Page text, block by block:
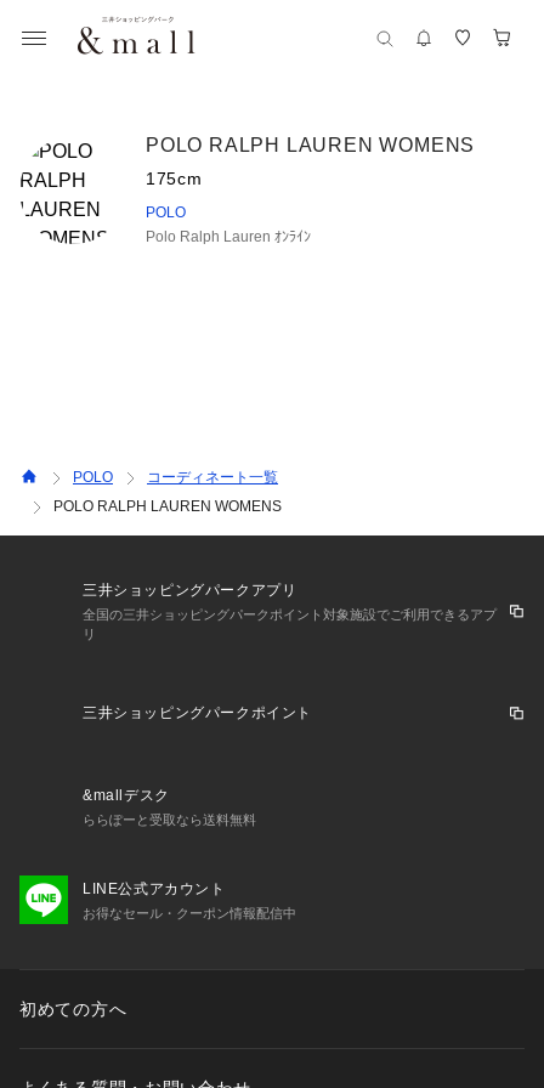
POLO RALPH LAUREN WOMENS
175cm
POLO
Polo Ralph Lauren ｵﾝﾗｲﾝ
POLO
コーディネート一覧
POLO RALPH LAUREN WOMENS
三井ショッピングパークアプリ
全国の三井ショッピングパークポイント対象施設でご利用できるアプ
リ
三井ショッピングパークポイント
&mallデスク
ららぽーと受取なら送料無料
LINE公式アカウント
お得なセール・クーポン情報配信中
初めての方へ